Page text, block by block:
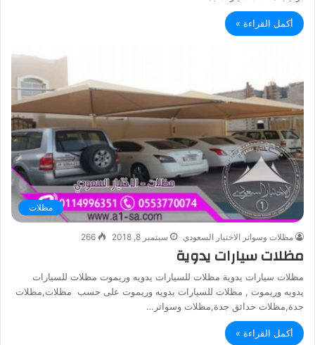
أكمل القراءة »
مظلات
مظلات وسواتر الاختيار السعودي سبتمبر 8, 2018 266
مظلات سيارات يدوية
مظلات سيارات يدوية مظلات للسيارات يدويه وريموت مظلات للسيارات
يدويه وريموت , مظلات للسيارات يدويه وريموت على حسب مظلات,مظلات
جدة,مظلات حدائق جدة,مظلات وسواتر…
أكمل القراءة »